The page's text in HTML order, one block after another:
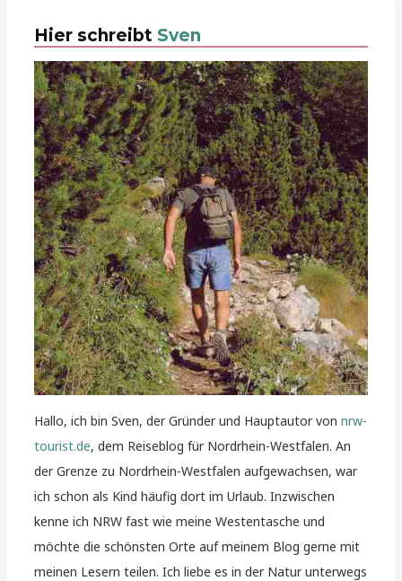
Hier schreibt Sven
Hallo, ich bin Sven, der Gründer und Hauptautor vonnrw-
tourist.de, dem Reiseblog für Nordrhein-Westfalen. An
der Grenze zu Nordrhein-Westfalen aufgewachsen, war
ich schon als Kind häufig dort im Urlaub. Inzwischen
kenne ich NRW fast wie meine Westentasche und
möchte die schönsten Orte auf meinem Blog gerne mit
meinen Lesern teilen. Ich liebe es in der Natur unterwegs